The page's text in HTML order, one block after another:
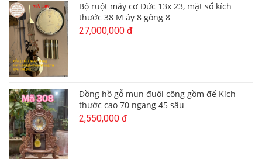
Bộ ruột máy cơ Đức 13x 23, mặt số kích
thước 38 M áy 8 gông 8
27,000,000 đ
Đồng hồ gỗ mun đuôi công gồm đế Kích
thước cao 70 ngang 45 sâu
2,550,000 đ